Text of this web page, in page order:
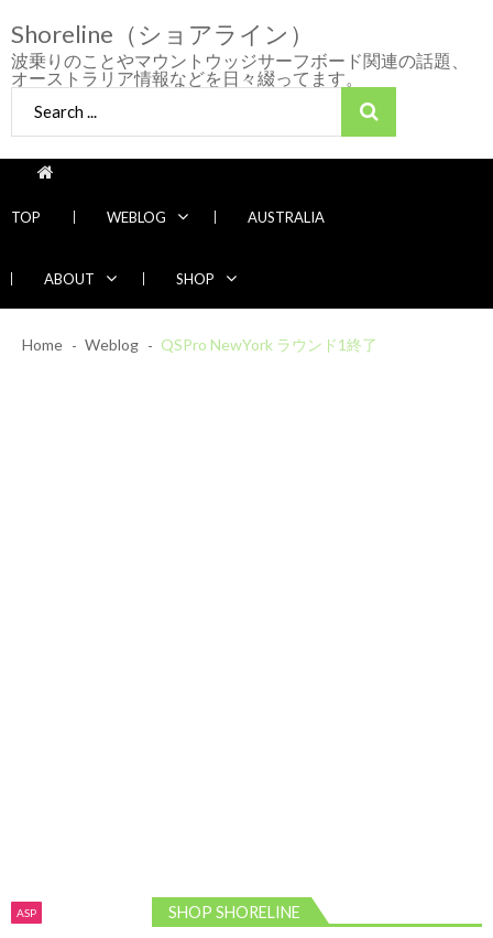
to
navigation
to
content
Shoreline（ショアライン）
波乗りのことやマウントウッジサーフボード関連の話題、
オーストラリア情報などを日々綴ってます。
for:
TOP WEBLOG AUSTRALIA
ABOUT SHOP
多め
Home Weblog QSPro NewYork ラウンド1終了
ASP SHOP SHORELINE